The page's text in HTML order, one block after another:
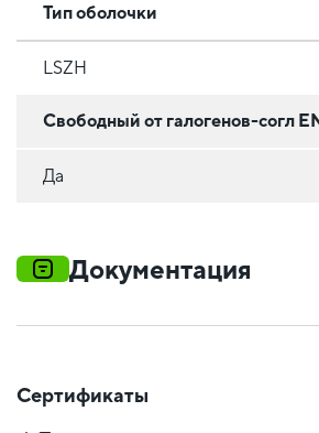
Тип оболочки
LSZH
Свободный от галогенов-согл
Да
Документация
Сертификаты